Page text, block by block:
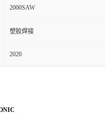
2000SAW
塑胶焊接
2020